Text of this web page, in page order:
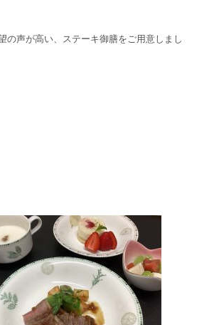
院
ニック
の声が高い、ステーキ御膳をご用意しまし